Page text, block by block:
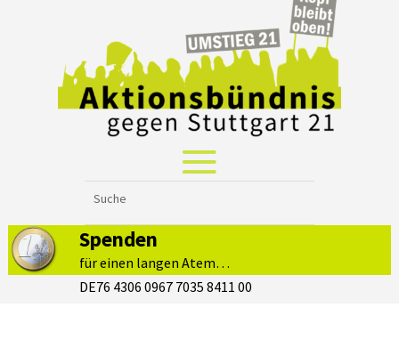
Spenden
für einen langen Atem…
DE76 4306 0967 7035 8411 00